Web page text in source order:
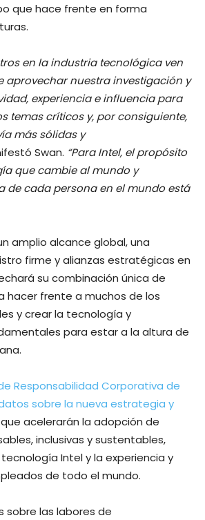
que hace frente en forma
en la industria tecnológica ven
aprovechar nuestra investigación y
experiencia e influencia para
temas críticos y, por consiguiente,
más sólidas y
Swan. “Para Intel, el propósito
que cambie al mundo y
de cada persona en el mundo está
amplio alcance global, una
firme y alianzas estratégicas en
su combinación única de
hacer frente a muchos de los
y crear la tecnología y
para estar a la altura de
Responsabilidad Corporativa de
sobre la nueva estrategia y
acelerarán la adopción de
inclusivas y sustentables,
Intel y la experiencia y
de todo el mundo.
sobre las labores de